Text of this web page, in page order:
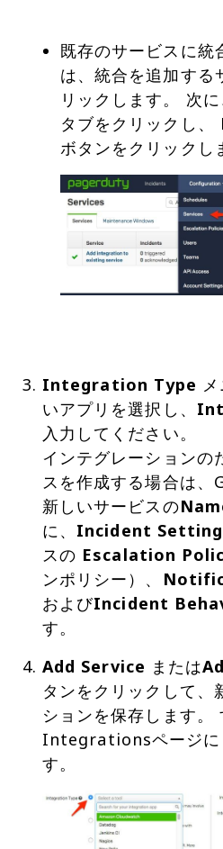
既存のサービスに統
は、統合を追加する
リックします。 次に
タブをクリックし、
Integration Type
いアプリを選択し、
入力してください。
インテグレーションの
スを作成する場合は
新しいサービスの
に、 Incident
スの Escalation
ンポリシー）、
およびIncident
す。
Add Service または
タンをクリックして、
ションを保存します。
Integrationsページに